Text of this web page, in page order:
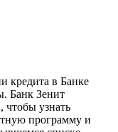
кредита в Банке
Банк Зенит
чтобы узнать
программу и